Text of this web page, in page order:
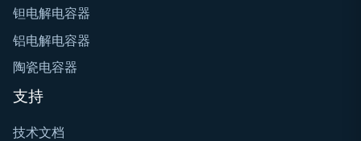
钽电解电容器
铝电解电容器
陶瓷电容器
支持
技术文档